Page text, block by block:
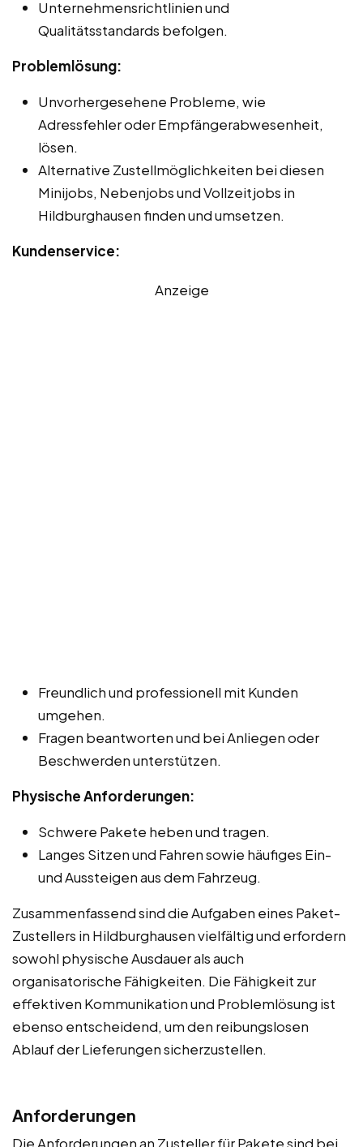
Unternehmensrichtlinien und
Qualitätsstandards befolgen.
Problemlösung:
Unvorhergesehene Probleme, wie
Adressfehler oder Empfängerabwesenheit,
lösen.
Alternative Zustellmöglichkeiten bei diesen
Minijobs, Nebenjobs und Vollzeitjobs in
Hildburghausen finden und umsetzen.
Kundenservice:
Anzeige
Freundlich und professionell mit Kunden
umgehen.
Fragen beantworten und bei Anliegen oder
Beschwerden unterstützen.
Physische Anforderungen:
Schwere Pakete heben und tragen.
Langes Sitzen und Fahren sowie häufiges Ein-
und Aussteigen aus dem Fahrzeug.
Zusammenfassend sind die Aufgaben eines Paket-
Zustellers in Hildburghausen vielfältig und erfordern
sowohl physische Ausdauer als auch
organisatorische Fähigkeiten. Die Fähigkeit zur
effektiven Kommunikation und Problemlösung ist
ebenso entscheidend, um den reibungslosen
Ablauf der Lieferungen sicherzustellen.
Anforderungen
Die Anforderungen an Zusteller für Pakete sind bei